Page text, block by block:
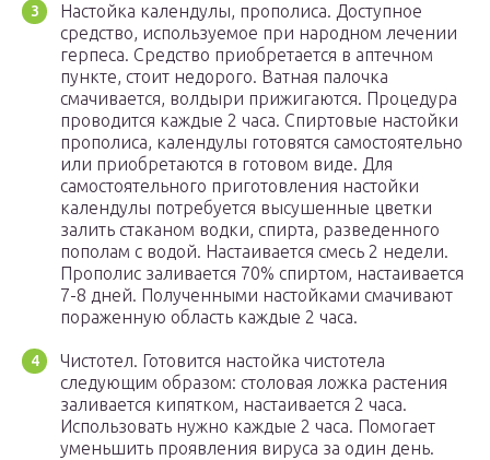
Настойка календулы, прополиса. Доступное
средство, используемое при народном лечении
герпеса. Средство приобретается в аптечном
пункте, стоит недорого. Ватная палочка
смачивается, волдыри прижигаются. Процедура
проводится каждые 2 часа. Спиртовые настойки
прополиса, календулы готовятся самостоятельно
или приобретаются в готовом виде. Для
самостоятельного приготовления настойки
календулы потребуется высушенные цветки
залить стаканом водки, спирта, разведенного
пополам с водой. Настаивается смесь 2 недели.
Прополис заливается 70% спиртом, настаивается
7-8 дней. Полученными настойками смачивают
пораженную область каждые 2 часа.
Чистотел. Готовится настойка чистотела
следующим образом: столовая ложка растения
заливается кипятком, настаивается 2 часа.
Использовать нужно каждые 2 часа. Помогает
уменьшить проявления вируса за один день.